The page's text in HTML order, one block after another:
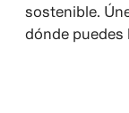
sostenible.
dónde puedes